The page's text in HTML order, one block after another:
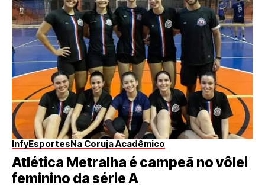
InfyEsportesNa Coruja Acadêmico
Atlética Metralha é campeã no vôlei
feminino da série A